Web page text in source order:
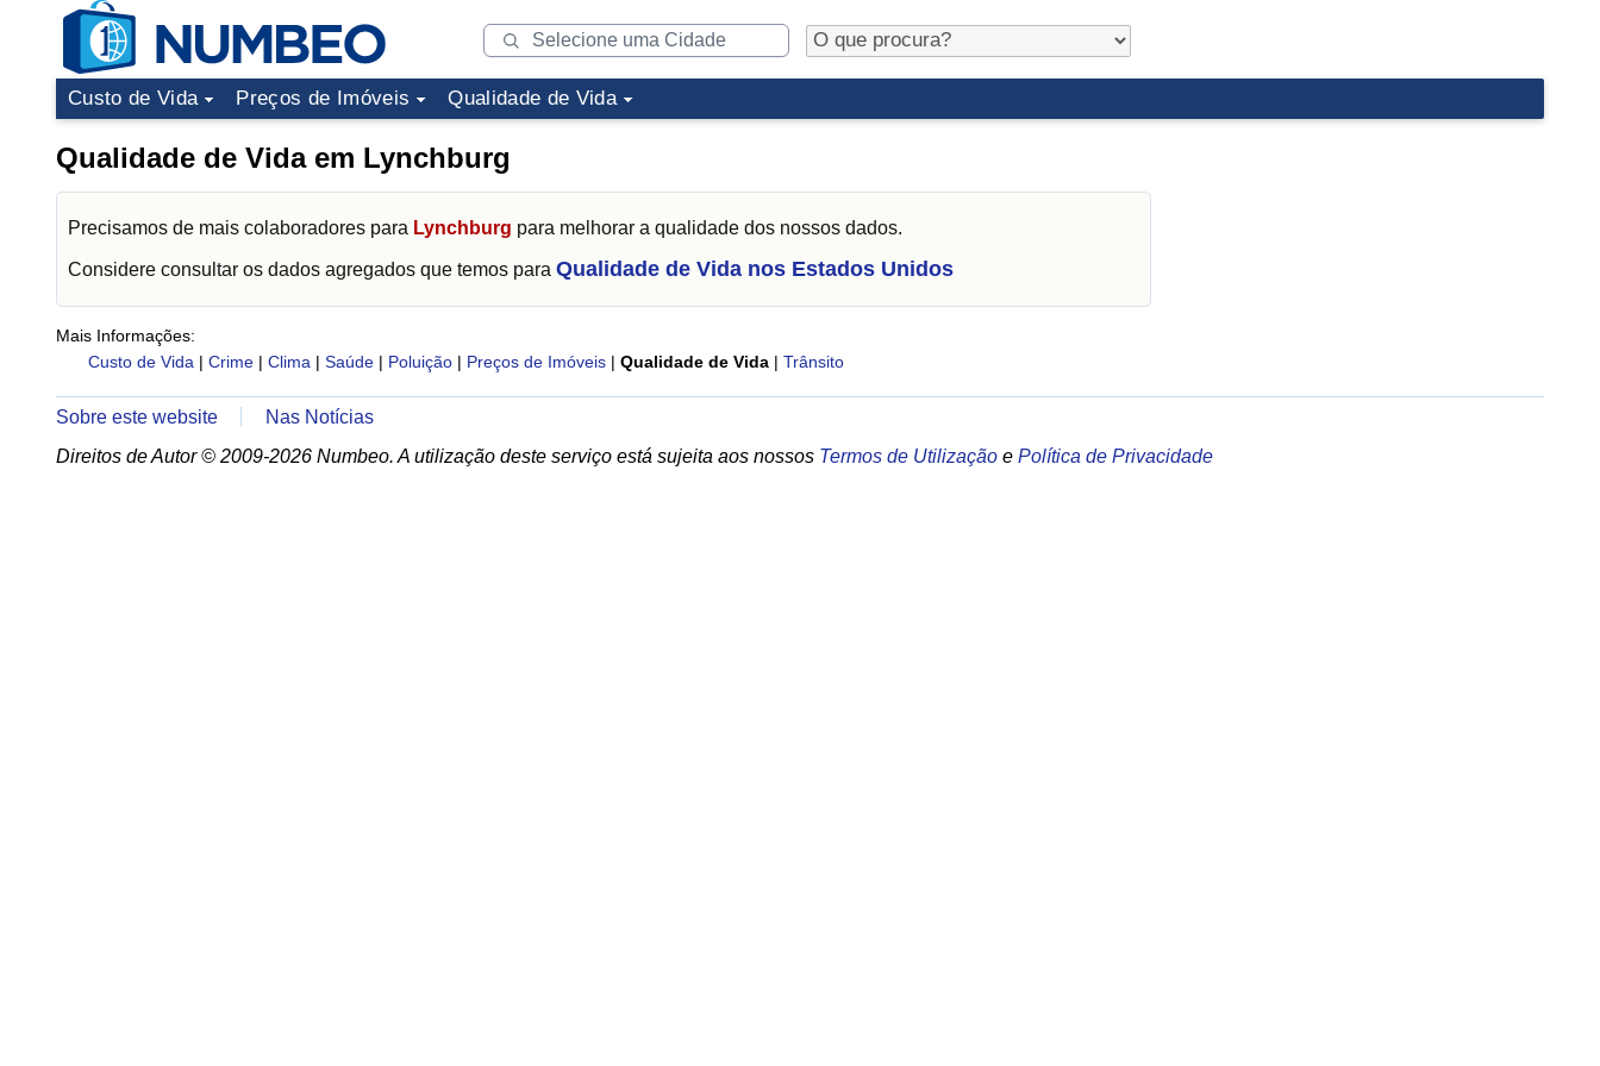
Custo de Vida Preços de Imóveis Qualidade de Vida
Qualidade de Vida em Lynchburg
Precisamos de mais colaboradores para Lynchburg para melhorar a qualidade dos nossos dados.
Considere consultar os dados agregados que temos para Qualidade de Vida nos Estados Unidos
Mais Informações:
Custo de Vida | Crime | Clima | Saúde | Poluição | Preços de Imóveis | Qualidade de Vida | Trânsito
Sobre este website
Nas Notícias
Direitos de Autor © 2009-2026 Numbeo. A utilização deste serviço está sujeita aos nossos Termos de Utilização e Política de Privacidade